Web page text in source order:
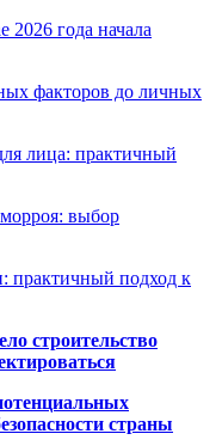
2026 года начала
факторов до личных
лица: практичный
выбор
практичный подход к
строительство
страны